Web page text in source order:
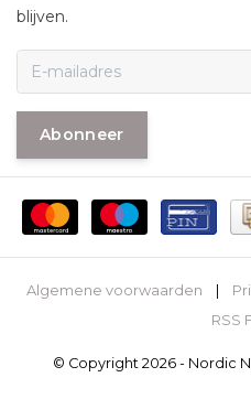
blijven.
Abonneer
Algemene voorwaarden
RSS
© Copyright 2026 - Nordic